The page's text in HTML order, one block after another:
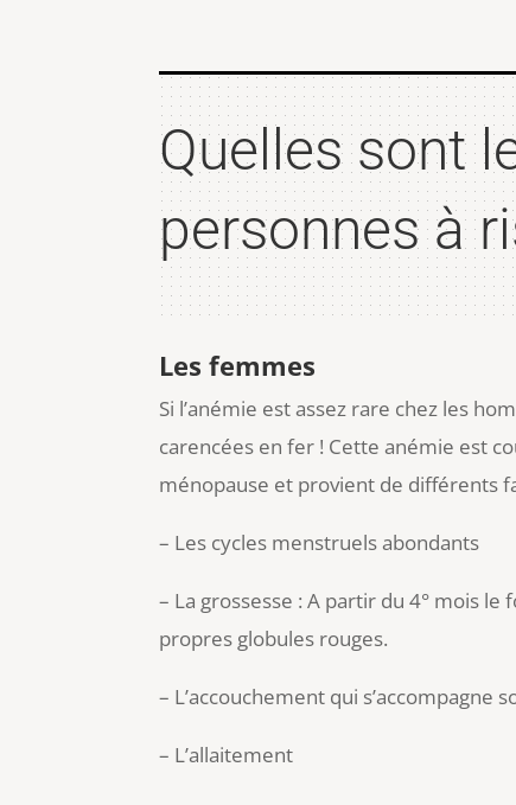
Quelles sont
personnes à
Les femmes
Si l’anémie est assez rare chez les
carencées en fer ! Cette anémie est
ménopause et provient de différents
– Les cycles menstruels abondants
– La grossesse : A partir du 4° mois
propres globules rouges.
– L’accouchement qui
– L’allaitement